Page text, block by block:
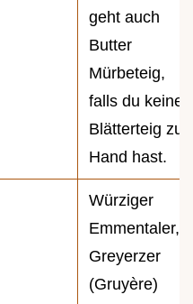
geht auch
Butter
Mürbeteig,
falls du keinen
Blätterteig zur
Hand hast.
Würziger
Emmentaler,
Greyerzer
(Gruyère)